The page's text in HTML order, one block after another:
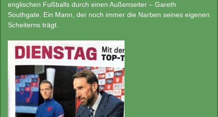
englischen Fußballs durch einen Außenseiter – Gareth
Southgate. Ein Mann, der noch immer die Narben seines eigenen
Scheiterns trägt.